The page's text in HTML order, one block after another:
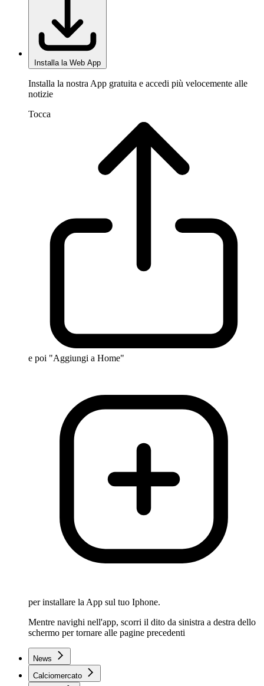
Installa la Web App
Installa la nostra App gratuita e accedi più velocemente alle
notizie
Tocca
e poi "Aggiungi a Home"
per installare la App sul tuo Iphone.
Mentre navighi nell'app, scorri il dito da sinistra a destra dello
schermo per tornare alle pagine precedenti
News
Calciomercato